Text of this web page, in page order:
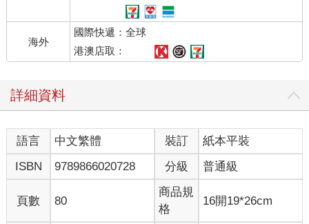
海外
國際快遞：全球
港澳店取：
詳細資料
語言 中文繁體 裝訂
紙本平裝
ISBN
9789866020728 分級 普通級
頁數 80
商品規
格
16開19*26cm